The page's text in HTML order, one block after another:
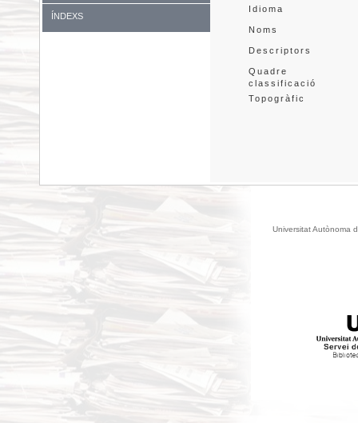
ÍNDEXS
Idioma
Noms
Descriptors
Quadre
classificació
Topogràfic
Universitat Autònoma